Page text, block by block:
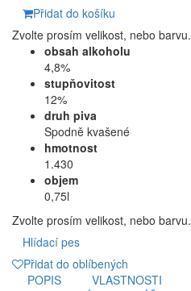
Přidat do košíku
Zvolte prosím velikost, nebo barvu.
obsah alkoholu
4,8%
stupňovitost
12%
druh piva
Spodně kvašené
hmotnost
1.430
objem
0,75l
Zvolte prosím velikost, nebo barvu.
Hlídací pes
Přidat do oblíbených
POPIS
VLASTNOSTI